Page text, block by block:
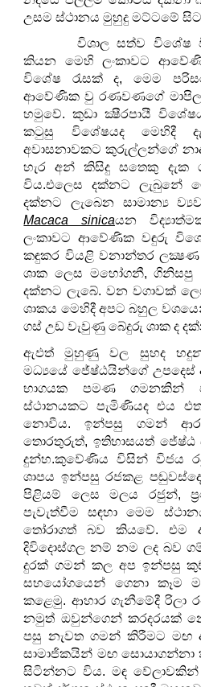
උසම ස්ථානය මුහුදු මට්ටමේ
විශාල සත්ව
කියන මෙහි ලංකාවට
විශේෂ රැසක් ද, මෙම
ආවේණික වු රණවණගේ
හමුවේ. කුඩා ක්‍ෂීරපායී
කටුසු විශේෂයද මෙහිදී
අවාසනාවකට කුරුල්ලන්ගේ
හැර අන් කිසිදු සතෙකු දැක
විය.එලෙස දක්නට ලැබුනේ
දක්නට ලැබෙන සාමාන්‍ය
Macaca sinicaයන
ලංකාවට ආවේණික වඳුරු
කඳුකර වියළි වනාන්තර
ශාක ලෙස මහෝගනී, ගිනිසපු
දක්නට ලැබේ. වන වගාවක්
ශාකය මෙහිදී අපට බහුල
ගස් උඩ වැවුණු බේදුරු ශාක ද
ඇඵත් මුහුණු වල සුහද
මධ්‍යයේ ජේෂ්ඨයින්ගේ
භාගයක පමණ ගමනකින්
ස්ථානයකට පැමිණියද එය
නොවීය. ඉන්පසු ගමන්
තොරතුරුත්, ඉතිහාසයත් ජේෂ්ඨ
දුන්හ.කුවේණිය විසින් විජය
ශාපය ඉන්පසු රජකළ
පිළියම් ලෙස මලය රජුන්,
පැවැත්වීම සඳහා මෙම
තෝරාගත් බව කියවේ. එම
දිවිදොස්ගල නම් නම ලද බව
දුරක් ගමන් කල අප ඉන්පසු
සහයෝගයෙන් ගෙනා කෑම
කළෙමු. ආහාර ගැනීමේදී රිලා
නමුත් ඔවුන්ගෙන් කරදරයක්
පසු නැවත ගමන් කිරීමට මඟ
සාමාජිකයින් මඟ සොයාගන්නා
සිටින්නට විය. මඳ